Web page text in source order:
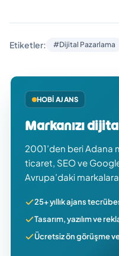
Etiketler: #Dijital Pazarlama
HOBI AJANS
Markanızı
2001’den beri Adana
ticaret, SEO ve
Avrupa’daki markalara
25+ yıllık ajans
Tasarım, yazılım ve
Ücretsiz ön görüşme